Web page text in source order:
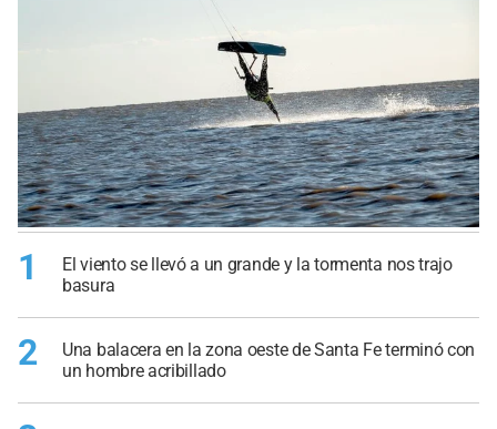
1
El viento se llevó a un grande y la tormenta nos trajo
basura
2
Una balacera en la zona oeste de Santa Fe terminó con
un hombre acribillado